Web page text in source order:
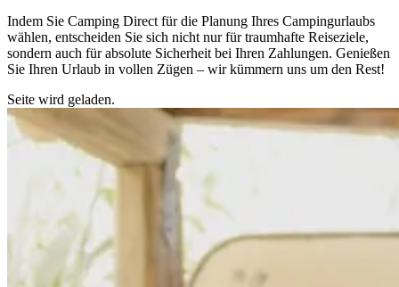
Indem Sie Camping Direct für die Planung Ihres Campingurlaubs
wählen, entscheiden Sie sich nicht nur für traumhafte Reiseziele,
sondern auch für absolute Sicherheit bei Ihren Zahlungen. Genießen
Sie Ihren Urlaub in vollen Zügen – wir kümmern uns um den Rest!
Seite wird geladen.